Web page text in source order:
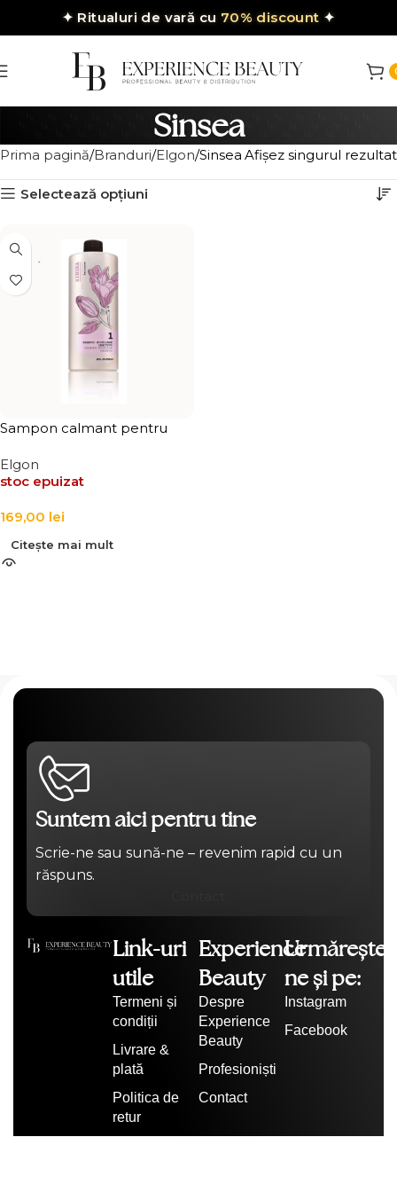
✦Ritualuri de vară cu 70% discount ✦
Sinsea
Prima pagină Branduri Elgon Sinsea Afișez singurul rezultat
Selectează opțiuni
Sampon calmant pentru
Shampoo
Elgon
stoc epuizat
169,00 lei
Citește mai mult
Suntem aici pentru tine
Scrie-ne sau sună-ne – revenim rapid cu un
răspuns.
Link-uri
utile
Termeni și
condiții
Livrare &
plată
Politica de
retur
Experience
Beauty
Despre
Experience
Beauty
Profesioniști
Contact
Urmărește-
ne și pe:
Instagram
Facebook